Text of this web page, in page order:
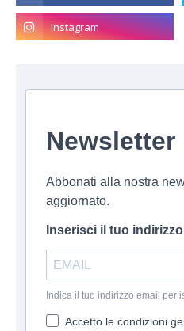
Newsletter
Abbonati alla nostra
aggiornato.
Inserisci il tuo
Indica il tuo indirizzo email per
Accetto le condizioni